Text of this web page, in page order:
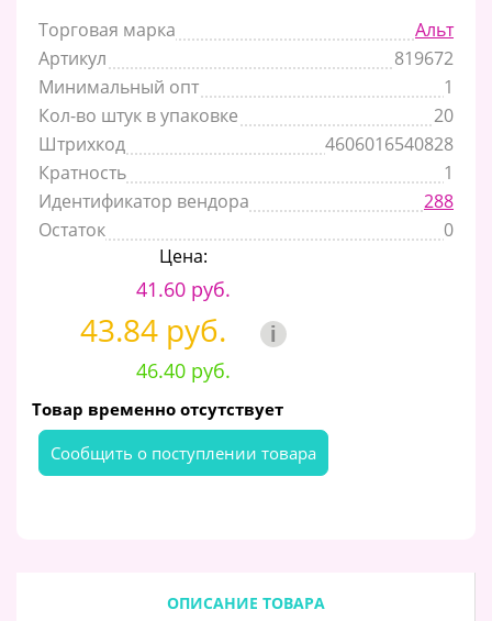
Торговая марка
Альт
Артикул
819672
Минимальный опт
1
Кол-во штук в упаковке
20
Штрихкод
4606016540828
Кратность
1
Идентификатор вендора
288
Остаток
0
Цена:
41.60 руб.
43.84 руб. i
46.40 руб.
Товар временно отсутствует
Cообщить о поступлении товара
ОПИСАНИЕ ТОВАРА